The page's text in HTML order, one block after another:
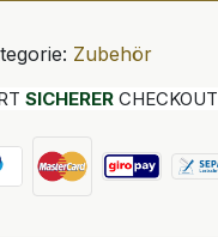
Zubehör
SICHERERCHECKOUT